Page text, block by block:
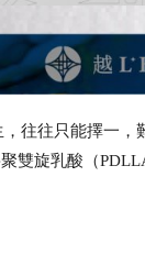
往往只能擇一，
雙旋乳酸（